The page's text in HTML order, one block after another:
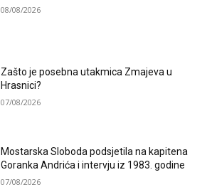
08/08/2026
Zašto je posebna utakmica Zmajeva u
Hrasnici?
07/08/2026
Mostarska Sloboda podsjetila na kapitena
Goranka Andrića i intervju iz 1983. godine
07/08/2026